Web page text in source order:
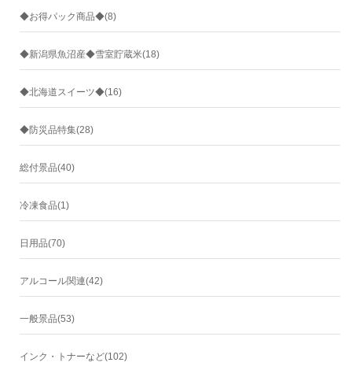
◆お得パック商品◆(8)
◆新潟県魚沼産◆雪室貯蔵米(18)
◆北海道スイーツ◆(16)
◆防災品特集(28)
総付景品(40)
冷凍食品(1)
日用品(70)
アルコール関連(42)
一般景品(53)
インク・トナーなど(102)